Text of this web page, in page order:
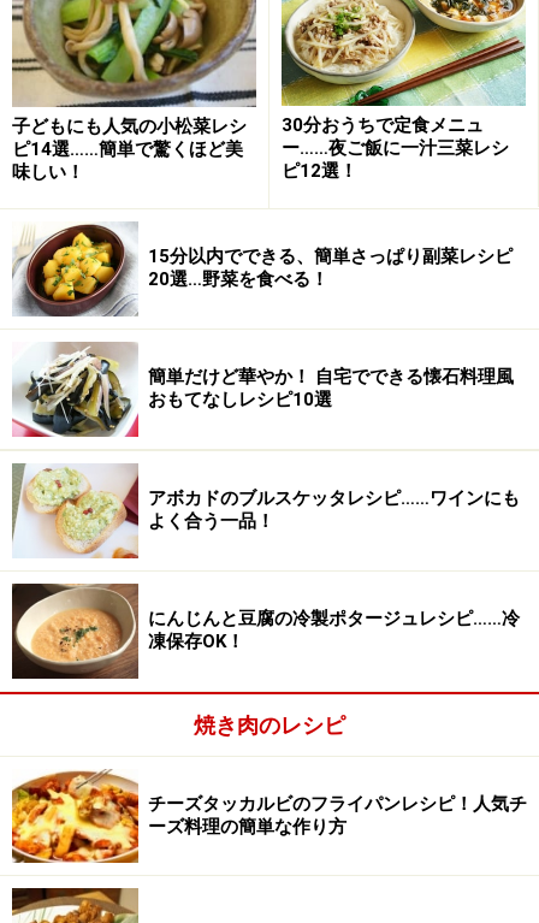
1
つけだれに肉を漬ける
玉ねぎをすりおろし、醤油・みりんと混ぜ合わせたつけ
だれを作り、豚肉をひたし、5分ほど置きます。
2
肉を焼く
フライパンにサラダ油を熱し、玉ねぎを軽く落とした豚
肉を広げて、中火で焼きます。両面に焼き色がついたら
取り出し、残っているつけだれをフライパンに加え、と
ろみがつくまで煮詰めます。豚肉にかけたら、できあが
り。
子どもにも人気の小松菜レシ
ピ14選……簡単で驚くほど美
味しい！
30分おうちで定食メニュ
ー……夜ご飯に一汁三菜レシ
ピ12選！
15分以内でできる、簡単さっぱり副菜レシピ
20選…野菜を食べる！
簡単だけど華やか！ 自宅でできる懐石料理風
おもてなしレシピ10選
アボカドのブルスケッタレシピ……ワインにも
よく合う一品！
にんじんと豆腐の冷製ポタージュレシピ……冷
凍保存OK！
焼き肉のレシピ
チーズタッカルビのフライパンレシピ！人気チ
ーズ料理の簡単な作り方